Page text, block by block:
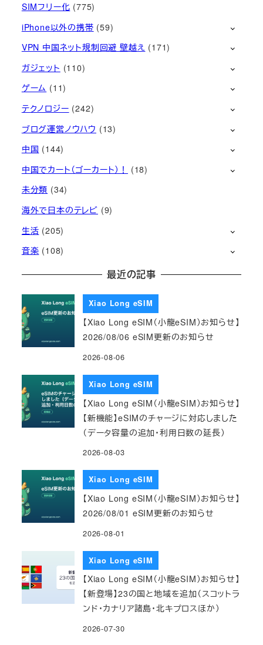
SIMフリー化 (775)
iPhone以外の携帯 (59)
VPN 中国ネット規制回避 壁越え (171)
ガジェット (110)
ゲーム (11)
テクノロジー (242)
ブログ運営ノウハウ (13)
中国 (144)
中国でカート（ゴーカート）！
(18)
未分類 (34)
海外で日本のテレビ (9)
生活 (205)
音楽 (108)
最近の記事
Xiao Long eSIM
【Xiao Long eSIM（小龍eSIM）お知らせ】
2026/08/06 eSIM更新のお知らせ
2026-08-06
Xiao Long eSIM
【Xiao Long eSIM（小龍eSIM）お知らせ】
【新機能】eSIMのチャージに対応しました
（データ容量の追加・利用日数の延長）
2026-08-03
Xiao Long eSIM
【Xiao Long eSIM（小龍eSIM）お知らせ】
2026/08/01 eSIM更新のお知らせ
2026-08-01
Xiao Long eSIM
【Xiao Long eSIM（小龍eSIM）お知らせ】
【新登場】23の国と地域を追加（スコットラ
ンド・カナリア諸島・北キプロスほか）
2026-07-30